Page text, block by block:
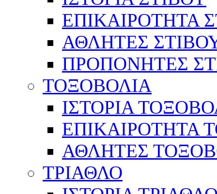
ΕΠΙΚΑΙΡΟΤΗΤΑ
ΑΘΛΗΤΕΣ
ΠΡΟΠΟΝΗΤΕΣ
ΤΟΞΟΒΟΛΙΑ
ΙΣΤΟΡΙΑ
ΕΠΙΚΑΙΡΟΤΗΤΑ
ΑΘΛΗΤΕΣ
ΤΡΙΑΘΛΟ